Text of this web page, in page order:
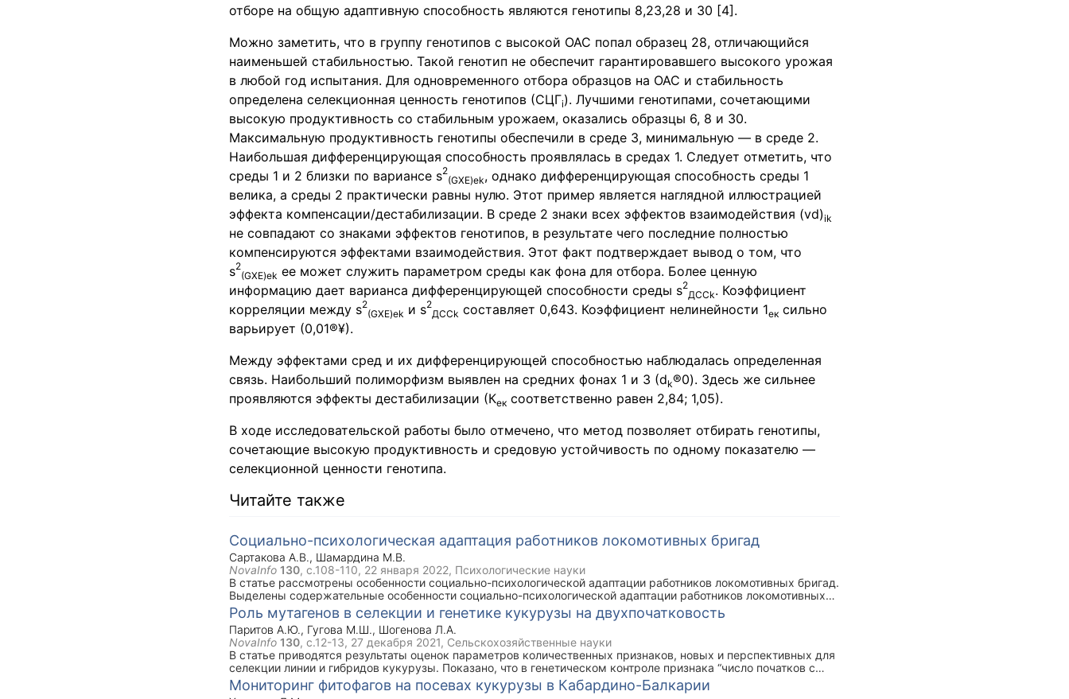
отборе на общую адаптивную способность являются генотипы 8,23,28 и 30 [4].
Можно заметить, что в группу генотипов с высокой ОАС попал образец 28, отличающийся
наименьшей стабильностью. Такой генотип не обеспечит гарантировавшего высокого урожая
в любой год испытания. Для одновременного отбора образцов на ОАС и стабильность
определена селекционная ценность генотипов (СЦГi). Лучшими генотипами, сочетающими
высокую продуктивность со стабильным урожаем, оказались образцы 6, 8 и 30.
Максимальную продуктивность генотипы обеспечили в среде 3, минимальную — в среде 2.
Наибольшая дифференцирующая способность проявлялась в средах 1. Следует отметить, что
среды 1 и 2 близки по вариансе s2
(GXE)ek, однако дифференцирующая способность среды 1
велика, а среды 2 практически равны нулю. Этот пример является наглядной иллюстрацией
эффекта компенсации/дестабилизации. В среде 2 знаки всех эффектов взаимодействия (vd)ik
не совпадают со знаками эффектов генотипов, в результате чего последние полностью
компенсируются эффектами взаимодействия. Этот факт подтверждает вывод о том, что
s2
(GXE)ek ее может служить параметром среды как фона для отбора. Более ценную
информацию дает варианса дифференцирующей способности среды s2
ДССk. Коэффициент
корреляции между s2
(GXE)ek и s2
ДССk составляет 0,643. Коэффициент нелинейности 1ек сильно
варьирует (0,01®¥).
Между эффектами сред и их дифференцирующей способностью наблюдалась определенная
связь. Наибольший полиморфизм выявлен на средних фонах 1 и 3 (dk®0). Здесь же сильнее
проявляются эффекты дестабилизации (Кек соответственно равен 2,84; 1,05).
В ходе исследовательской работы было отмечено, что метод позволяет отбирать генотипы,
сочетающие высокую продуктивность и средовую устойчивость по одному показателю —
селекционной ценности генотипа.
Читайте также
Социально-психологическая адаптация работников локомотивных бригад
Сартакова А.В., Шамардина М.В.
NovaInfo 130, с.108-110, 22 января 2022, Психологические науки
В статье рассмотрены особенности социально-психологической адаптации работников локомотивных бригад.
Выделены содержательные особенности социально-психологической адаптации работников локомотивных
бригад молодого и взрослого возраста в условиях работы в депо.
Роль мутагенов в селекции и генетике кукурузы на двухпочатковость
Паритов А.Ю., Гугова М.Ш., Шогенова Л.А.
NovaInfo 130, с.12-13, 27 декабря 2021, Сельскохозяйственные науки
В статье приводятся результаты оценок параметров количественных признаков, новых и перспективных для
селекции линии и гибридов кукурузы. Показано, что в генетическом контроле признака “число початков с
растения” у изученных линий установлено неполное доминирование, а по урожайности зерна —
сверхдоминирование и симметрия в распределении доминантных и рецессивных аллелей. В работе также
Мониторинг фитофагов на посевах кукурузы в Кабардино-Балкарии